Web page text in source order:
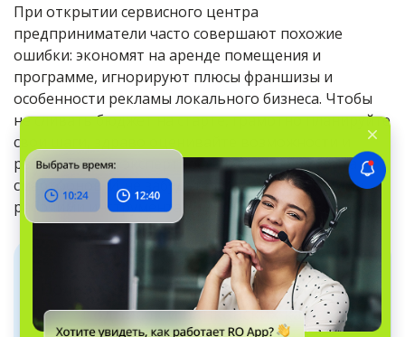
При открытии сервисного центра
предприниматели часто совершают похожие
ошибки: экономят на аренде помещения и
программе, игнорируют плюсы франшизы и
особенности рекламы локального бизнеса. Чтобы
не сливать бюджет на старте, грамотно планируйте
свои шаги, здраво оценивайте возможности и
работайте над экспертностью в сфере ремонта
смартфонов. И не забудьте вооружиться такими
рабочими инструментами для бизнеса, как RO App.
Пользуйтесь RO App уже сейчас — без
подписок и банковских карт